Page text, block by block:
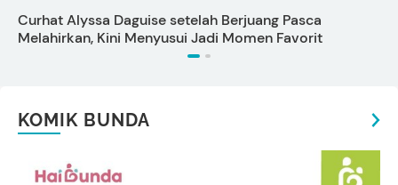
Curhat Alyssa Daguise setelah Berjuang Pasca
Melahirkan, Kini Menyusui Jadi Momen Favorit
KOMIK BUNDA